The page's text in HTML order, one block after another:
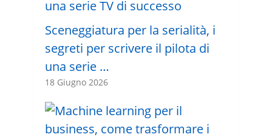
Sceneggiatura per la serialità, i
segreti per scrivere il pilota di
una serie …
18 Giugno 2026